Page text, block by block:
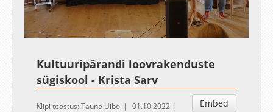
Unmute Loaded
2.37%
Esituskiirused
Auto
Kultuuripärandi loovrakenduste
sügiskool - Krista Sarv
Embed
Klipi teostus: Tauno Uibo
01.10.2022